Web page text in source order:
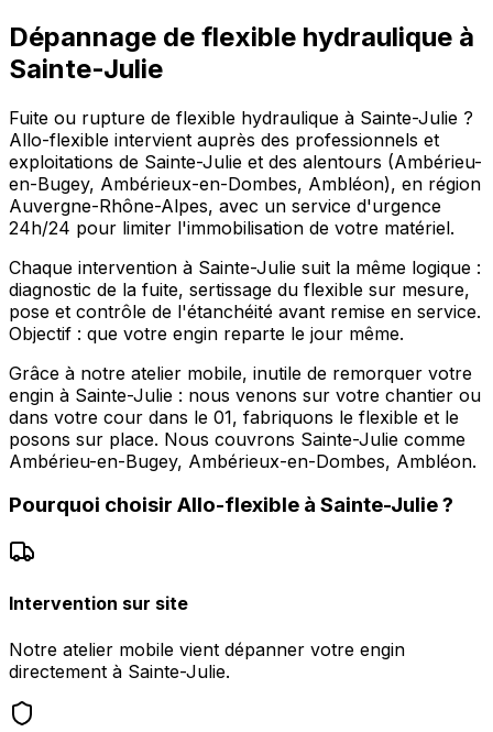
Dépannage de flexible hydraulique à
Sainte-Julie
Fuite ou rupture de flexible hydraulique à Sainte-Julie ?
Allo-flexible intervient auprès des professionnels et
exploitations de Sainte-Julie et des alentours (Ambérieu-
en-Bugey, Ambérieux-en-Dombes, Ambléon), en région
Auvergne-Rhône-Alpes, avec un service d'urgence
24h/24 pour limiter l'immobilisation de votre matériel.
Chaque intervention à Sainte-Julie suit la même logique :
diagnostic de la fuite, sertissage du flexible sur mesure,
pose et contrôle de l'étanchéité avant remise en service.
Objectif : que votre engin reparte le jour même.
Grâce à notre atelier mobile, inutile de remorquer votre
engin à Sainte-Julie : nous venons sur votre chantier ou
dans votre cour dans le 01, fabriquons le flexible et le
posons sur place. Nous couvrons Sainte-Julie comme
Ambérieu-en-Bugey, Ambérieux-en-Dombes, Ambléon.
Pourquoi choisir Allo-flexible à Sainte-Julie?
Intervention sur site
Notre atelier mobile vient dépanner votre engin
directement à Sainte-Julie.